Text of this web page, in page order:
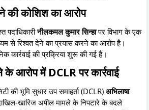
की कोशिश का आरोप
पदाधिकारीनीलकमल कुमार सिन्हापर विभाग के एक
से रिश्वत देने का प्रयास करने का आरोप है।
कार्रवाई की प्रक्रिया शुरू की गई है।
आरोप में DCLR पर कार्रवाई
की भूमि सुधार उप समाहर्ता (DCLR) अभिलाषा
खारिज अपील मामले के निपटारे के बदले